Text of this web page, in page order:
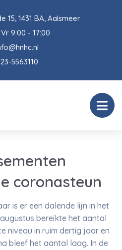
15, 1431 BA, Aalsmeer
9:00 - 17:00
5563110
coronasteun
is er een dalende lijn in het
bereikte het aantal
niveau in ruim dertig jaar en
bleef het aantal laag. In de